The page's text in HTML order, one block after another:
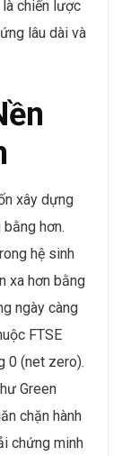
chiến lược
lâu dài và
xây dựng
hơn.
hệ sinh
xa hơn bằng
ngày càng
FTSE
0 (net zero).
Green
chặn hành
chứng minh